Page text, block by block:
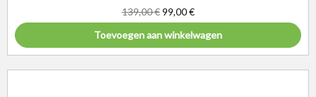
139,00€ 99,00€
Toevoegen aan winkelwagen